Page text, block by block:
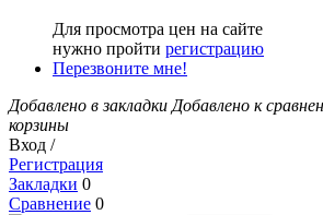
Для просмотра цен на сайте
нужно пройти регистрацию
Перезвоните мне!
Добавлено в закладки Добавлено к
корзины
Вход /
Регистрация
Закладки 0
Сравнение 0